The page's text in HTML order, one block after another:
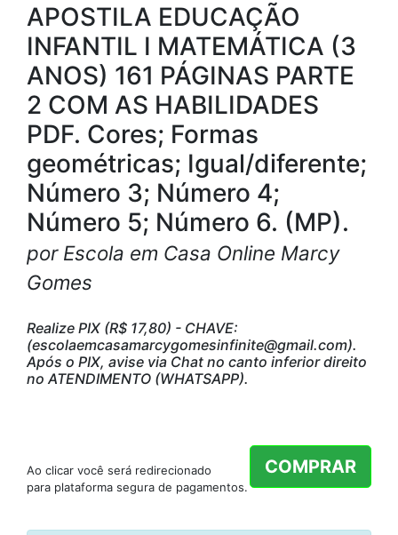
APOSTILA EDUCAÇÃO
INFANTIL I MATEMÁTICA (3
ANOS) 161 PÁGINAS PARTE
2 COM AS HABILIDADES
PDF. Cores; Formas
geométricas; Igual/diferente;
Número 3; Número 4;
Número 5; Número 6. (MP).
por Escola em Casa Online Marcy
Gomes
Realize PIX (R$ 17,80) - CHAVE:
(escolaemcasamarcygomesinfinite@gmail.com).
Após o PIX, avise via Chat no canto inferior direito
no ATENDIMENTO (WHATSAPP).
COMPRAR
Ao clicar você será redirecionado
para plataforma segura de pagamentos.